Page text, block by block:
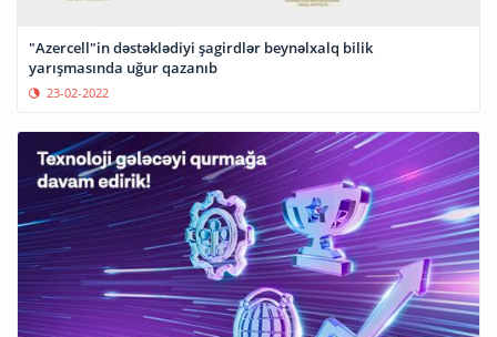
"Azercell"in dəstəklədiyi şagirdlər beynəlxalq bilik
yarışmasında uğur qazanıb
23-02-2022